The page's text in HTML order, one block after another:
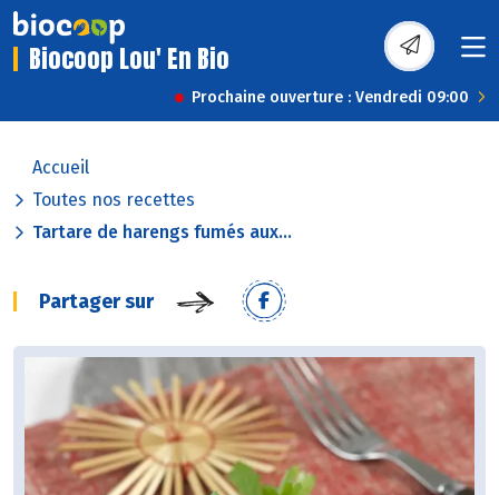
Biocoop Lou' En Bio
Prochaine ouverture : Vendredi 09:00
Accueil
Toutes nos recettes
Tartare de harengs fumés aux...
Partager sur